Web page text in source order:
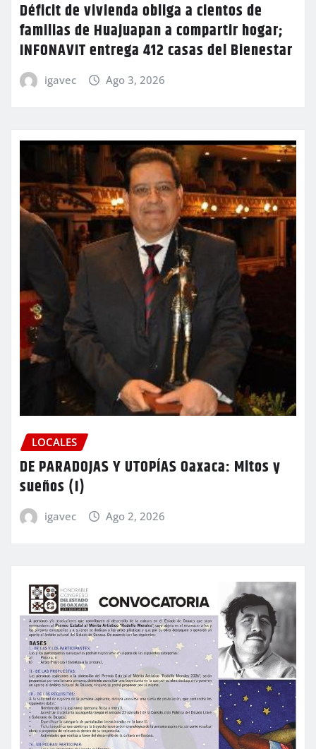
Déficit de vivienda obliga a cientos de
familias de Huajuapan a compartir hogar;
INFONAVIT entrega 412 casas del Bienestar
igavec Ago 3, 2026
LOCALES
DE PARADOJAS Y UTOPÍAS Oaxaca: Mitos y
sueños (I)
igavec Ago 2, 2026